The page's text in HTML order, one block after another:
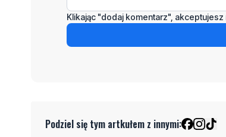
Klikając "dodaj komentarz", akceptujesz
Podziel się tym artkułem z innymi: